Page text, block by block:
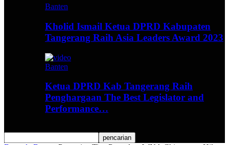
Banten
Kholid Ismail Ketua DPRD Kabupaten
Tangerang Raih Asia Leaders Award 2023
Banten
Ketua DPRD Kab Tangerang Raih
Penghargaan The Best Legislator and
Performance…